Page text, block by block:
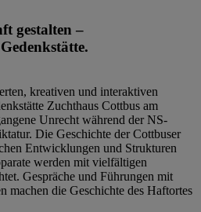
gestalten –
kreativen und interaktiven
Zuchthaus Cottbus am
Unrecht während der NS-
Die Geschichte der Cottbuser
Entwicklungen und Strukturen
werden mit vielfältigen
Gespräche und Führungen mit
machen die Geschichte des Haftortes